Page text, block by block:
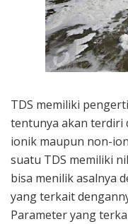
TDS memiliki
tentunya akan terdiri
ionik maupun non-
suatu TDS memiliki
bisa menilik asalnya
yang terkait
Parameter yang